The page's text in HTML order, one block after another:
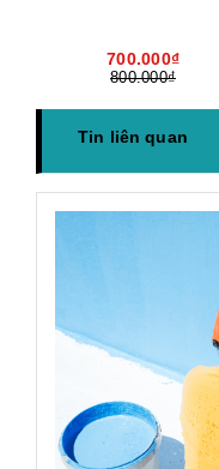
700.000₫
800.000₫
Tin liên quan